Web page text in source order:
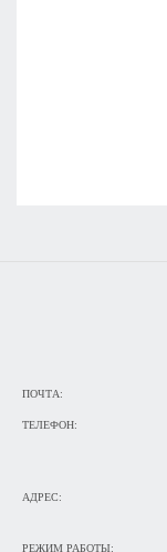
ПОЧТА:
ТЕЛЕФОН:
АДРЕС:
РЕЖИМ РАБОТЫ: